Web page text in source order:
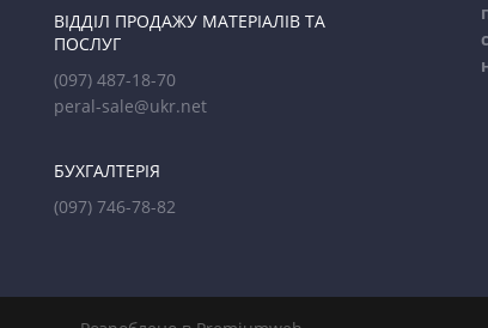
ВІДДІЛ ПРОДАЖУ МАТЕРІАЛІВ ТА
ПОСЛУГ
(097) 487-18-70
peral-sale@ukr.net
БУХГАЛТЕРІЯ
(097) 746-78-82